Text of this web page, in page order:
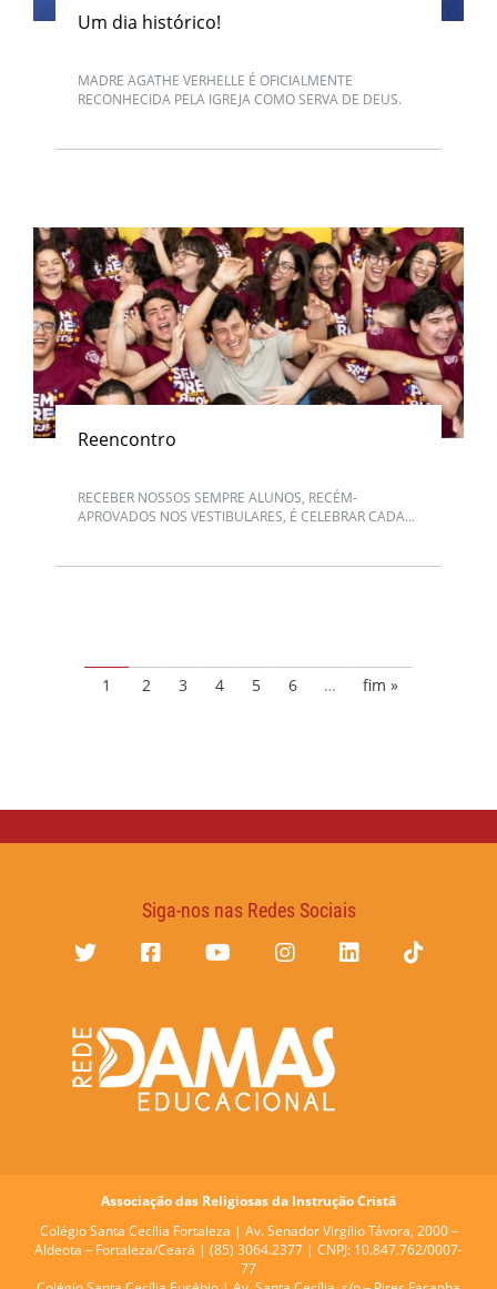
Um dia histórico!
MADRE AGATHE VERHELLE É OFICIALMENTE
RECONHECIDA PELA IGREJA COMO SERVA DE DEUS.
Reencontro
RECEBER NOSSOS SEMPRE ALUNOS, RECÉM-
APROVADOS NOS VESTIBULARES, É CELEBRAR CADA...
1 2 3 4 5 6 … fim »
Siga-nos nas Redes Sociais
Associação das Religiosas da Instrução Cristã
Colégio Santa Cecília Fortaleza | Av. Senador Virgílio Távora, 2000 –
Aldeota – Fortaleza/Ceará | (85) 3064.2377 | CNPJ: 10.847.762/0007-
77